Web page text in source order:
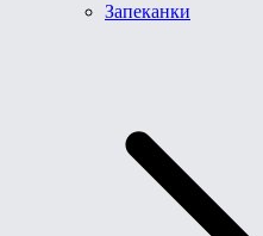
Запеканки